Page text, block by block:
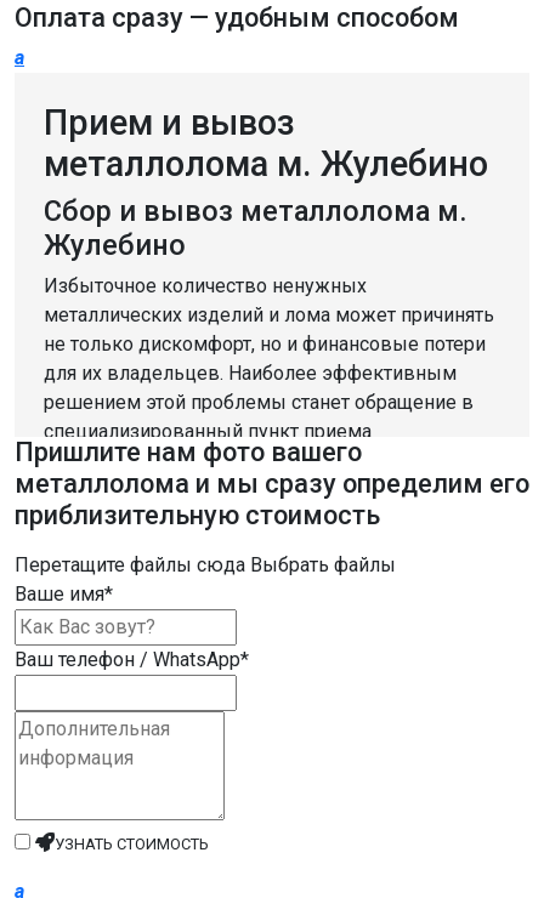
Оплата сразу — удобным способом
a
Прием и вывоз
металлолома м. Жулебино
Сбор и вывоз металлолома м.
Жулебино
Избыточное количество ненужных
металлических изделий и лома может причинять
не только дискомфорт, но и финансовые потери
для их владельцев. Наиболее эффективным
решением этой проблемы станет обращение в
специализированный пункт приема
металлолома, который также предоставляет
возможность заработать.
Компания «Втормет» предлагает услуги по сбору
и приему различных металлов м. Жулебино. Мы
принимаем широкий ассортимент черных и
цветных металлов, а также кабели,
аккумуляторы, электродвигатели и другие
перерабатываемые материалы.
Наш приемный пункт работает без выходных и
готов принимать металл любых объемов.
Мы обладаем рядом конкурентных
Пришлите нам фото вашего
металлолома и мы сразу определим его
приблизительную стоимость
Перетащите файлы сюда Выбрать файлы
Ваше имя*
Ваш телефон / WhatsApp*
УЗНАТЬ СТОИМОСТЬ
a